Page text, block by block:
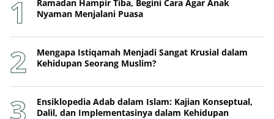
Ramadan Hampir Tiba, Begini Cara Agar Anak
Nyaman Menjalani Puasa
Mengapa Istiqamah Menjadi Sangat Krusial dalam
Kehidupan Seorang Muslim?
Ensiklopedia Adab dalam Islam: Kajian Konseptual,
Dalil, dan Implementasinya dalam Kehidupan